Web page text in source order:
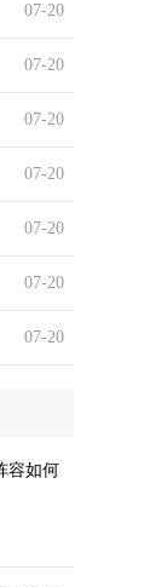
07-20
07-20
07-20
07-20
07-20
07-20
07-20
容如何